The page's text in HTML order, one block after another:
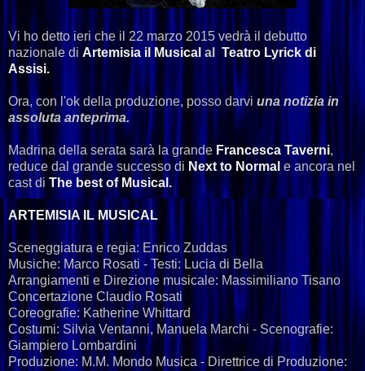
Vi ho detto ieri che il 22 marzo 2015 vedrà il debutto
nazionale di Artemisia il Musical al Teatro Lyrick di
Assisi.
Ora, con l'ok della produzione, posso darvi una notizia in
assoluta anteprima.
Madrina della serata sarà la grande Francesca Taverni,
reduce dal grande successo di Next to Normal e ancora nel
cast di The best of Musical.
ARTEMISIA IL MUSICAL
Sceneggiatura e regia: Enrico Zuddas
Musiche: Marco Rosati - Testi: Lucia di Bella
Arrangiamenti e Direzione musicale: Massimiliano Tisano
Concertazione Claudio Rosati
Coreografie: Katherine Whittard
Costumi: Silvia Ventanni, Manuela Marchi - Scenografie:
Giampiero Lombardini
Produzione: M.M. Mondo Musica - Direttrice di Produzione: